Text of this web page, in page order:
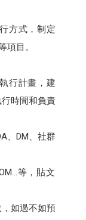
方式，制定
項目。
行計畫，建
時間和負責
、DM、社群
等，貼文
如過不如預